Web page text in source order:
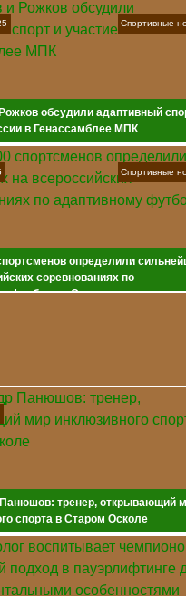
обсудили адаптивный
в Генассамблее МПК
Спортивные
определили
соревнованиях по
футболу в Самаре
Спортивные
тренер, открывающий
спорта в Старом Осколе